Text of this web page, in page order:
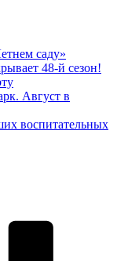
саду»
48-й сезон!
Август в
воспитательных